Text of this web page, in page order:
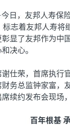
日，友邦人寿保
志着友邦人寿
显了友邦作为
决心。
仕荣，首席执
务总监钟家富
续约发布会现场
百年根基